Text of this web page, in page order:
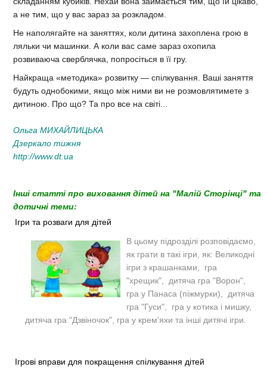
а не тим, що у вас зараз за розкладом.
Не наполягайте на заняттях, коли дитина захоплена грою в
ляльки чи машинки. А коли вас саме зараз охопила
розвиваюча сверблячка, попросіться в її гру.
Найкраща «методика» розвитку — спілкування. Ваші заняття
будуть однобокими, якщо між ними ви не розмовлятимете з
дитиною. Про що? Та про все на світі...
Ольга МИХАЙЛИЦЬКА
Дзеркало тижня
http://www.dt.ua
Інші статті про виховання дітей на "Малій Сторінці" та
дотичні теми:
Ігри та розваги для дітей
В цьому підрозділі розповідаємо,
як грати в такі ігри, як: Великодні
ігри з крашанками, гра
"хрещик", дитяча гра "Ворон",
гра у Панаса (піжмурки), дитяча
гра "Гуси", гра у котика і мишку,
дитяча гра "Дзвіночок", гра у крем'яхи та інші дитячі ігри.
Ігрові вправи для покращення спілкування дітей